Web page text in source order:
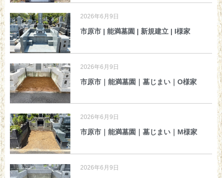
市原市 | 能満墓園 | 新規建立 | I様家
2026年6月9日
市原市｜能満墓園｜墓じまい｜O様家
2026年6月9日
市原市｜能満墓園｜墓じまい｜M様家
2026年6月9日
2026年6月9日